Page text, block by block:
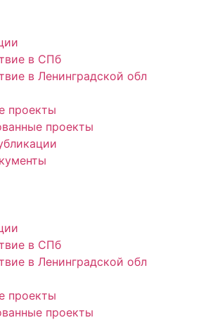
в СПб
в Ленинградской обл
проекты
проекты
в СПб
в Ленинградской обл
проекты
проекты